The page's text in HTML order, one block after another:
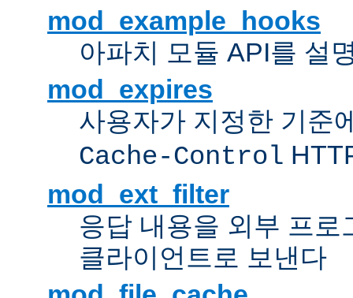
mod_example_hooks
아파치 모듈 API를 설
mod_expires
사용자가 지정한 기준
Cache-Control
mod_ext_filter
응답 내용을 외부 프로
클라이언트로 보낸다